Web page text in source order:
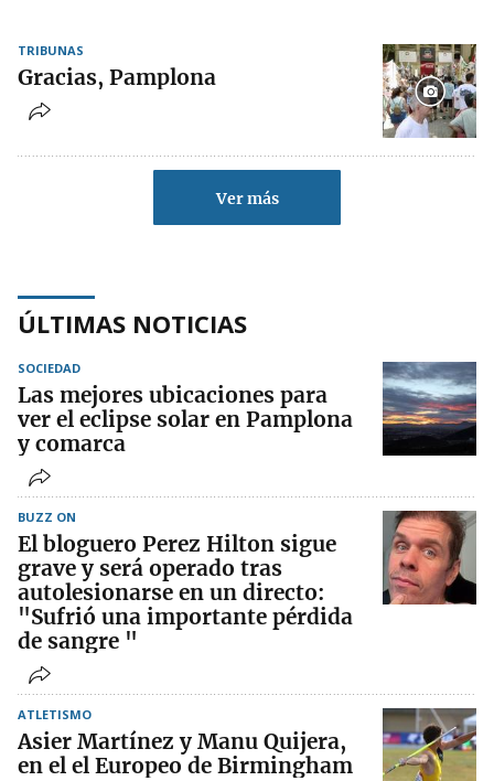
TRIBUNAS
Gracias, Pamplona
Ver más
ÚLTIMAS NOTICIAS
SOCIEDAD
Las mejores ubicaciones para
ver el eclipse solar en Pamplona
y comarca
BUZZ ON
El bloguero Perez Hilton sigue
grave y será operado tras
autolesionarse en un directo:
"Sufrió una importante pérdida
de sangre "
ATLETISMO
Asier Martínez y Manu Quijera,
en el el Europeo de Birmingham